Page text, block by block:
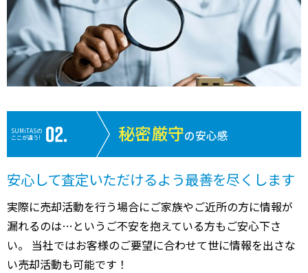
SUMiTASの
ここが違う!
秘密厳守の安心感
安心して査定いただけるよう最善を尽くします
実際に売却活動を行う場合にご家族やご近所の方に情報が
漏れるのは…というご不安を抱えている方もご安心下さ
い。 当社ではお客様のご要望に合わせて世に情報を出さな
い売却活動も可能です！